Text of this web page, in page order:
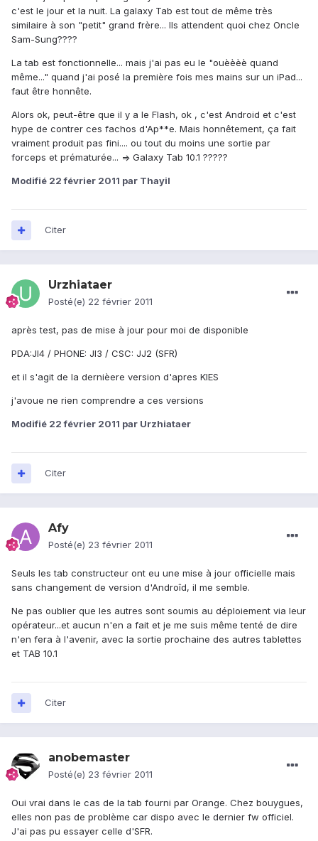
c'est le jour et la nuit. La galaxy Tab est tout de même très
similaire à son "petit" grand frère... Ils attendent quoi chez Oncle
Sam-Sung????
La tab est fonctionnelle... mais j'ai pas eu le "ouèèèè quand
même..." quand j'ai posé la première fois mes mains sur un iPad...
faut être honnête.
Alors ok, peut-être que il y a le Flash, ok , c'est Android et c'est
hype de contrer ces fachos d'Ap**e. Mais honnêtement, ça fait
vraiment produit pas fini.... ou tout du moins une sortie par
forceps et prématurée... => Galaxy Tab 10.1 ?????
Modifié 22 février 2011 par Thayil
Citer
Urzhiataer
Posté(e) 22 février 2011
après test, pas de mise à jour pour moi de disponible
PDA:JI4 / PHONE: JI3 / CSC: JJ2 (SFR)
et il s'agit de la dernièere version d'apres KIES
j'avoue ne rien comprendre a ces versions
Modifié 22 février 2011 par Urzhiataer
Citer
Afy
Posté(e) 23 février 2011
Seuls les tab constructeur ont eu une mise à jour officielle mais
sans changement de version d'Androîd, il me semble.
Ne pas oublier que les autres sont soumis au déploiement via leur
opérateur...et aucun n'en a fait et je me suis même tenté de dire
n'en fera à l'avenir, avec la sortie prochaine des autres tablettes
et TAB 10.1
Citer
anobemaster
Posté(e) 23 février 2011
Oui vrai dans le cas de la tab fourni par Orange. Chez bouygues,
elles non pas de problème car dispo avec le dernier fw officiel.
J'ai pas pu essayer celle d'SFR.